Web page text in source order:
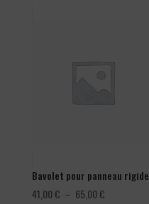
Bavolet pour panneau rigide
41,00€ – 65,00€Plage